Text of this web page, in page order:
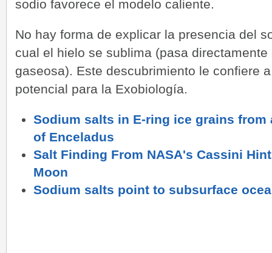
sodio favorece el modelo caliente.
No hay forma de explicar la presencia del
cual el hielo se sublima (pasa
gaseosa). Este descubrimiento le confiere
potencial para la Exobiología.
Sodium salts in E-ring ice grains from
of Enceladus
Salt Finding From NASA's Cassini
Moon
Sodium salts point to subsurface